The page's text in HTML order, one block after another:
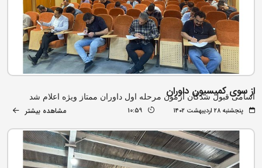
از سوی کمیسیون داوران
اسامی قبول شدگان آزمون مرحله اول داوران ممتاز ویژه اعلام شد
پنجشنبه ۲۸ اردیبهشت ۱۴۰۲ 10:59 مشاهده بیشتر